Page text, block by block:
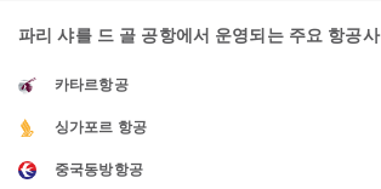
파리 샤를 드 골 공항에서 운영되는 주요 항공사
카타르항공
싱가포르 항공
중국동방항공